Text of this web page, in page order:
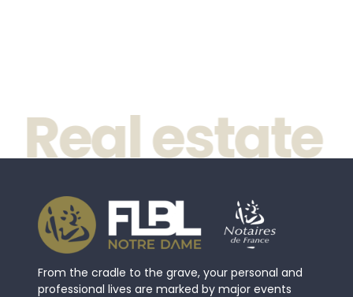
Real estate
From the cradle to the grave, your personal and
professional lives are marked by major events